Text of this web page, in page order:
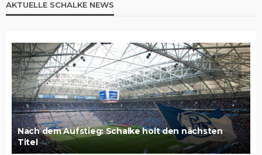
AKTUELLE SCHALKE NEWS
Nach dem Aufstieg: Schalke holt den nächsten
Titel